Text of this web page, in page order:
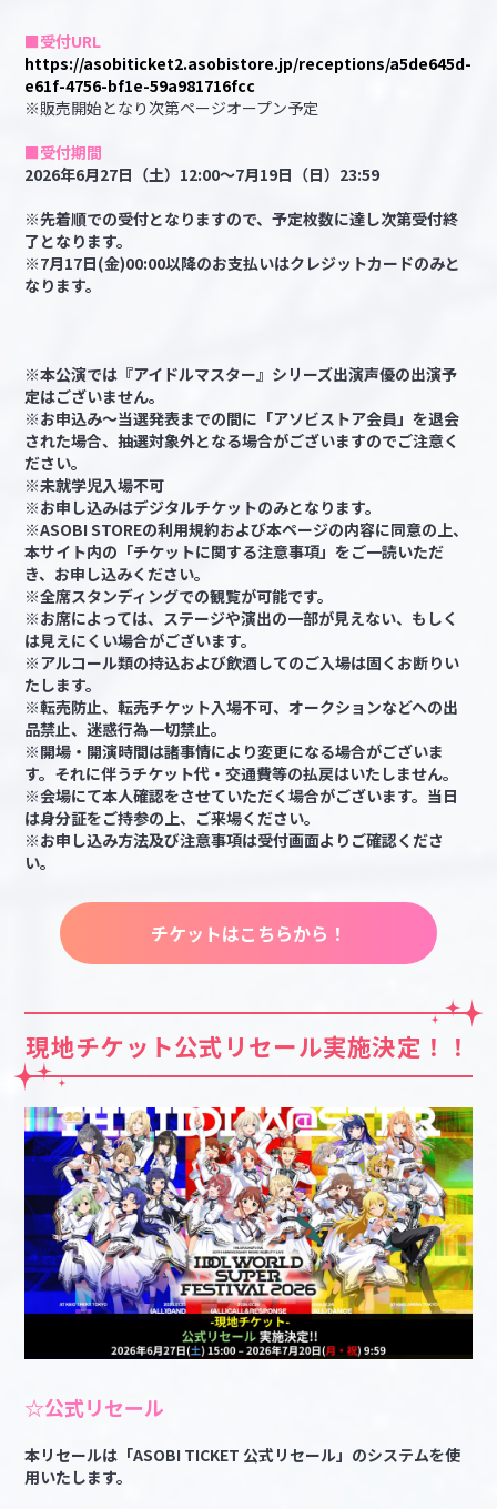
■受付URL
https://asobiticket2.asobistore.jp/receptions/a5de645d-
e61f-4756-bf1e-59a981716fcc
※販売開始となり次第ページオープン予定
■受付期間
2026年6月27日（土）12:00～7月19日（日）23:59
※先着順での受付となりますので、予定枚数に達し次第受付終
了となります。
※7月17日(金)00:00以降のお支払いはクレジットカードのみと
なります。
※本公演では『アイドルマスター』シリーズ出演声優の出演予
定はございません。
※お申込み～当選発表までの間に「アソビストア会員」を退会
された場合、抽選対象外となる場合がございますのでご注意く
ださい。
※未就学児入場不可
※お申し込みはデジタルチケットのみとなります。
※ASOBI STOREの利用規約および本ページの内容に同意の上、
本サイト内の「チケットに関する注意事項」をご一読いただ
き、お申し込みください。
※全席スタンディングでの観覧が可能です。
※お席によっては、ステージや演出の一部が見えない、もしく
は見えにくい場合がございます。
※アルコール類の持込および飲酒してのご入場は固くお断りい
たします。
※転売防止、転売チケット入場不可、オークションなどへの出
品禁止、迷惑行為一切禁止。
※開場・開演時間は諸事情により変更になる場合がございま
す。それに伴うチケット代・交通費等の払戻はいたしません。
※会場にて本人確認をさせていただく場合がございます。当日
は身分証をご持参の上、ご来場ください。
※お申し込み方法及び注意事項は受付画面よりご確認くださ
い。
チケットはこちらから！
現地チケット公式リセール実施決定！！
☆公式リセール
本リセールは「ASOBI TICKET 公式リセール」のシステムを使
用いたします。